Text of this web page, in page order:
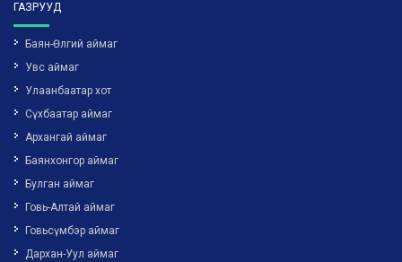
ГАЗРУУД
Баян-Өлгий аймаг
Увс аймаг
Улаанбаатар хот
Сүхбаатар аймаг
Архангай аймаг
Баянхонгор аймаг
Булган аймаг
Говь-Алтай аймаг
Говьсүмбэр аймаг
Дархан-Уул аймаг